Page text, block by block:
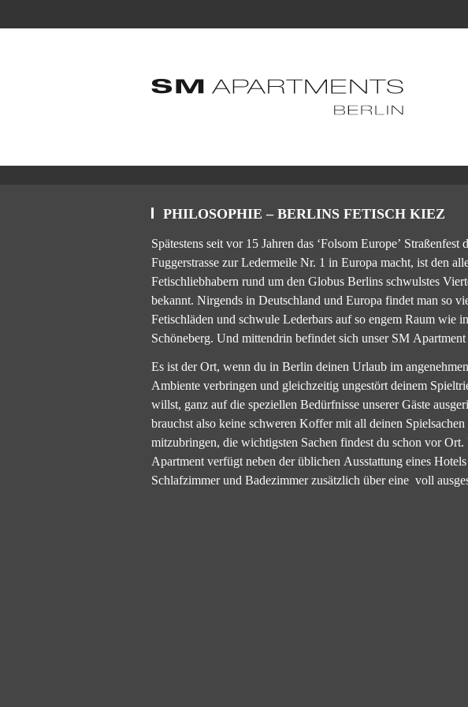
PHILOSOPHIE – BERLINS FETISCH KIEZ
Spätestens seit vor 15 Jahren das ‘Folsom Europe’ Straßenfest
Fuggerstrasse zur Ledermeile Nr. 1 in Europa macht, ist den
Fetischliebhabern rund um den Globus Berlins schwulstes
bekannt. Nirgends in Deutschland und Europa findet man so
Fetischläden und schwule Lederbars auf so engem Raum wie
Schöneberg. Und mittendrin befindet sich unser SM Apartment
Es ist der Ort, wenn du in Berlin deinen Urlaub im angenehmen
Ambiente verbringen und gleichzeitig ungestört deinem
willst, ganz auf die speziellen Bedürfnisse unserer Gäste
brauchst also keine schweren Koffer mit all deinen Spielsachen
mitzubringen, die wichtigsten Sachen findest du schon vor Ort.
Apartment verfügt neben der üblichen Ausstattung eines
Schlafzimmer und Badezimmer zusätzlich über eine voll